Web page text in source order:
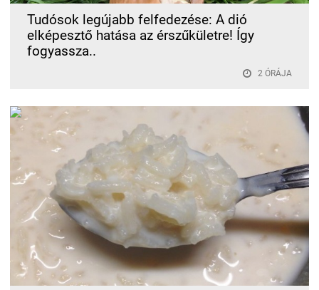
Tudósok legújabb felfedezése: A dió
elképesztő hatása az érszűkületre! Így
fogyassza..
2 ÓRÁJA